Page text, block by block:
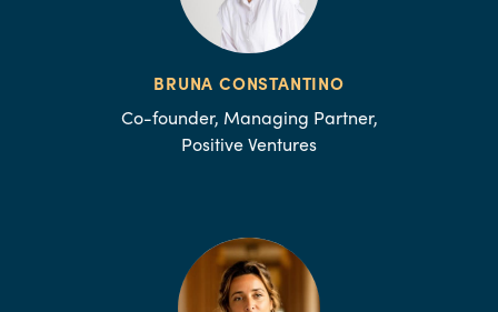
BRUNA CONSTANTINO
Co-founder, Managing Partner,
Positive Ventures